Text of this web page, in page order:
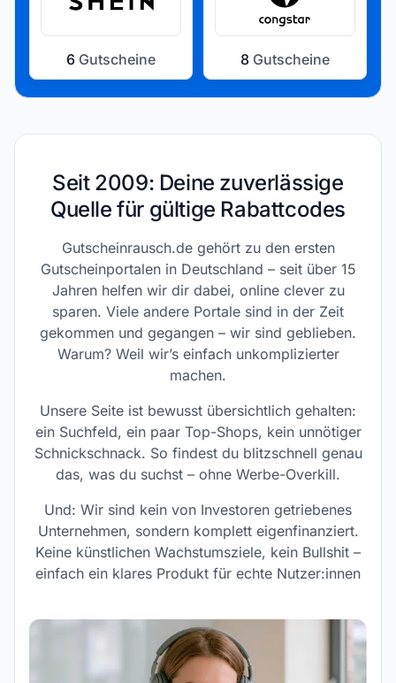
6 Gutscheine 8 Gutscheine
Seit 2009: Deine zuverlässige
Quelle für gültige Rabattcodes
Gutscheinrausch.de gehört zu den ersten
Gutscheinportalen in Deutschland – seit über 15
Jahren helfen wir dir dabei, online clever zu
sparen. Viele andere Portale sind in der Zeit
gekommen und gegangen – wir sind geblieben.
Warum? Weil wir’s einfach unkomplizierter
machen.
Unsere Seite ist bewusst übersichtlich gehalten:
ein Suchfeld, ein paar Top-Shops, kein unnötiger
Schnickschnack. So findest du blitzschnell genau
das, was du suchst – ohne Werbe-Overkill.
Und: Wir sind kein von Investoren getriebenes
Unternehmen, sondern komplett eigenfinanziert.
Keine künstlichen Wachstumsziele, kein Bullshit –
einfach ein klares Produkt für echte Nutzer:innen